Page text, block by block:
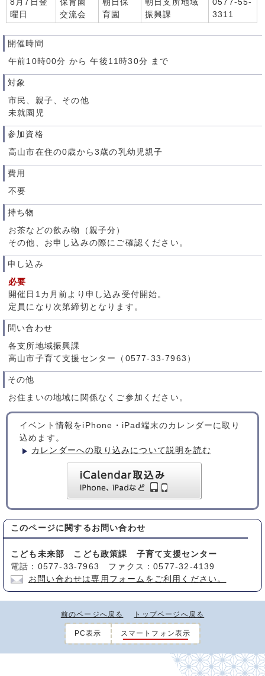
8月7日金
曜日
保育園
交流会
朝日保
育園
朝日支所地域
振興課
0577-55-
3311
開催時間
午前10時00分 から 午後11時30分 まで
対象
市民、親子、その他
未就園児
参加資格
高山市在住の0歳から3歳の乳幼児親子
費用
不要
持ち物
お茶などの飲み物（親子分）
その他、お申し込みの際にご確認ください。
申し込み
必要
開催日1カ月前より申し込み受付開始。
定員になり次第締切となります。
問い合わせ
各支所地域振興課
高山市子育て支援センター（0577-33-7963）
その他
お住まいの地域に関係なくご参加ください。
イベント情報をiPhone・iPad端末のカレンダーに取り
込めます。
カレンダーへの取り込みについて説明を読む
このページに関する お問い合わせ
こども未来部 こども政策課 子育て支援センター
電話：0577-33-7963 ファクス：0577-32-4139
お問い合わせは専用フォームをご利用ください。
前のページへ戻る トップページへ戻る
PC表示 スマートフォン表示